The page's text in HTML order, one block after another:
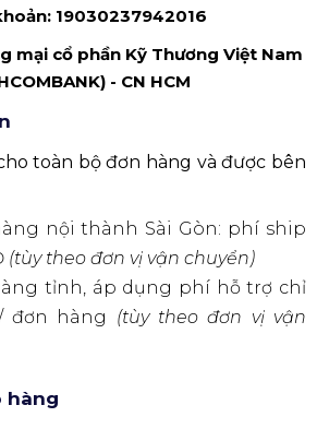
19030237942016
mại cổ phần Kỹ Thương Việt Nam
- CN HCM
toàn bộ đơn hàng và được bên
nội thành Sài Gòn: phí ship
(tùy theo đơn vị vận chuyển)
tỉnh, áp dụng phí hỗ trợ chỉ
đơn hàng (tùy theo đơn vị vận
hàng